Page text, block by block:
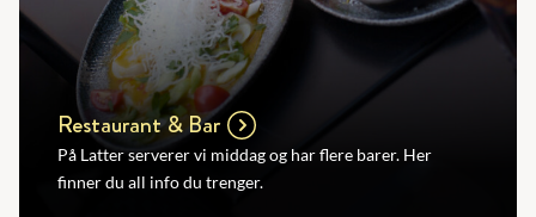
Restaurant & Bar
På Latter serverer vi middag og har flere barer. Her
finner du all info du trenger.